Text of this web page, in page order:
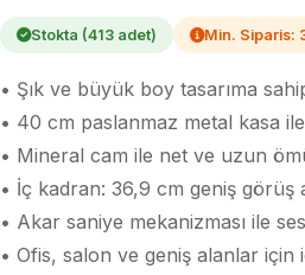
Stokta (413 adet) Min. Siparis:
• Şık ve büyük boy tasarıma
• 40 cm paslanmaz metal kasa
• Mineral cam ile net ve uzun
• İç kadran: 36,9 cm geniş görüş
• Akar saniye mekanizması ile
• Ofis, salon ve geniş alanlar için